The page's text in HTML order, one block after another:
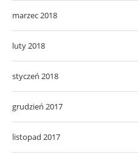
marzec 2018
luty 2018
styczeń 2018
grudzień 2017
listopad 2017